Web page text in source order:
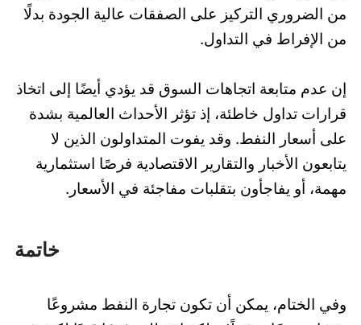
من الضروري التركيز على الصفقات عالية الجودة بدلًا
من الإفراط في التداول.
إن عدم متابعة اتجاهات السوق قد يؤدي أيضًا إلى اتخاذ
قرارات تداول خاطئة، إذ تؤثر الأحداث العالمية بشدة
على أسعار النفط. وقد يفوت المتداولون الذين لا
يتابعون الأخبار والتقارير الاقتصادية فرصًا استثمارية
مهمة، أو يفاجأون بتقلبات مفاجئة في الأسعار.
خاتمة
وفي الختام، يمكن أن تكون تجارة النفط مشروعًا